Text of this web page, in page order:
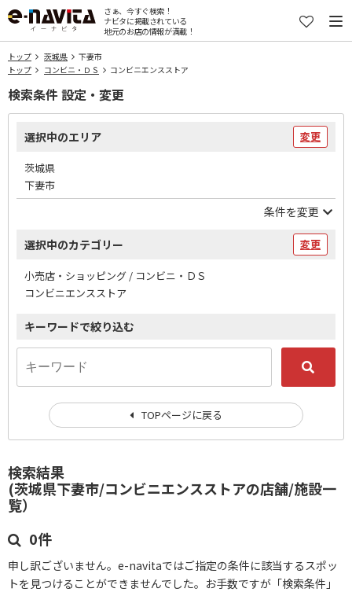
さぁ、今すぐ検索！
ナビタに掲載されている
地元のお店の情報が満載！
トップ 茨城県
下妻市
トップ
コンビニ・ＤＳ コンビニエンスストア
検索結果
(茨城県下妻市/コンビニエンスストアの店舗/施設一
覧）
0件
申し訳ございません。e-navitaではご指定の条件に該当するスポッ
トを見つけることができませんでした。お手数ですが「検索条件」
検索条件 設定・変更
選択中のエリア 変更
茨城県
下妻市
条件を変更
選択中のカテゴリー 変更
小売店・ショッピング / コンビニ・ＤＳ
コンビニエンスストア
キーワードで絞り込む
TOPページに戻る